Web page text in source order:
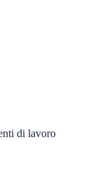
di lavoro